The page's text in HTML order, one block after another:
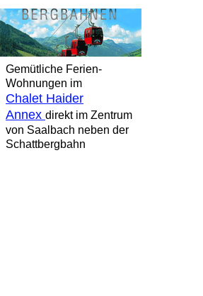
Gemütliche Ferien-
Wohnungen im
Chalet Haider
Annex direkt im Zentrum
von Saalbach neben der
Schattbergbahn